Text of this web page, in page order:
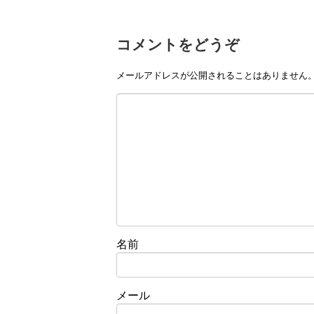
コメントをどうぞ
メールアドレスが公開されることはありません
名前
メール